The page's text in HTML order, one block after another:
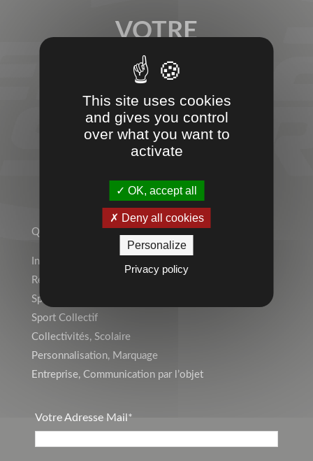
VOTRE
PARTENAIRE
SPORT &
ENTREPRISES
TEMPS 2 SPORT
Qui sommes-nous ?
Indépendant ? Rejoignez le Réseau Temps 2 Sport !
Rejoignez l’équipe !
Sports Individuels
Sport Collectif
Collectivités, Scolaire
Personnalisation, Marquage
Entreprise, Communication par l’objet
Votre Adresse Mail*
This site uses cookies
and gives you control
over what you want to
activate
OK, accept all
Deny all cookies
Personalize
Privacy policy